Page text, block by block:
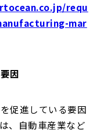
requ
mar
因
促進している要因
、自動車産業など